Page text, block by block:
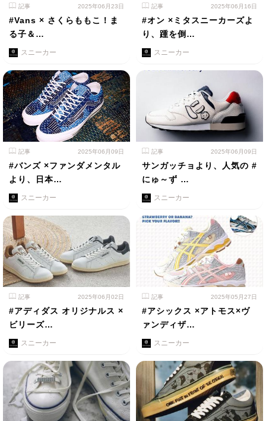
記事 2025年06月23日
#Vans × さくらももこ！ま
る子＆…
スニーカー
記事 2025年06月16日
#オン ×ミタスニーカーズよ
り、踵を倒…
スニーカー
記事 2025年06月09日
#バンズ ×ファンダメンタル
より、日本…
スニーカー
記事 2025年06月09日
サンガッチョより、人気の #
にゅ～ず …
スニーカー
記事 2025年06月02日
#アディダス オリジナルス ×
ビリーズ…
スニーカー
記事 2025年05月27日
#アシックス ×アトモス×ヴ
ァンディザ…
スニーカー